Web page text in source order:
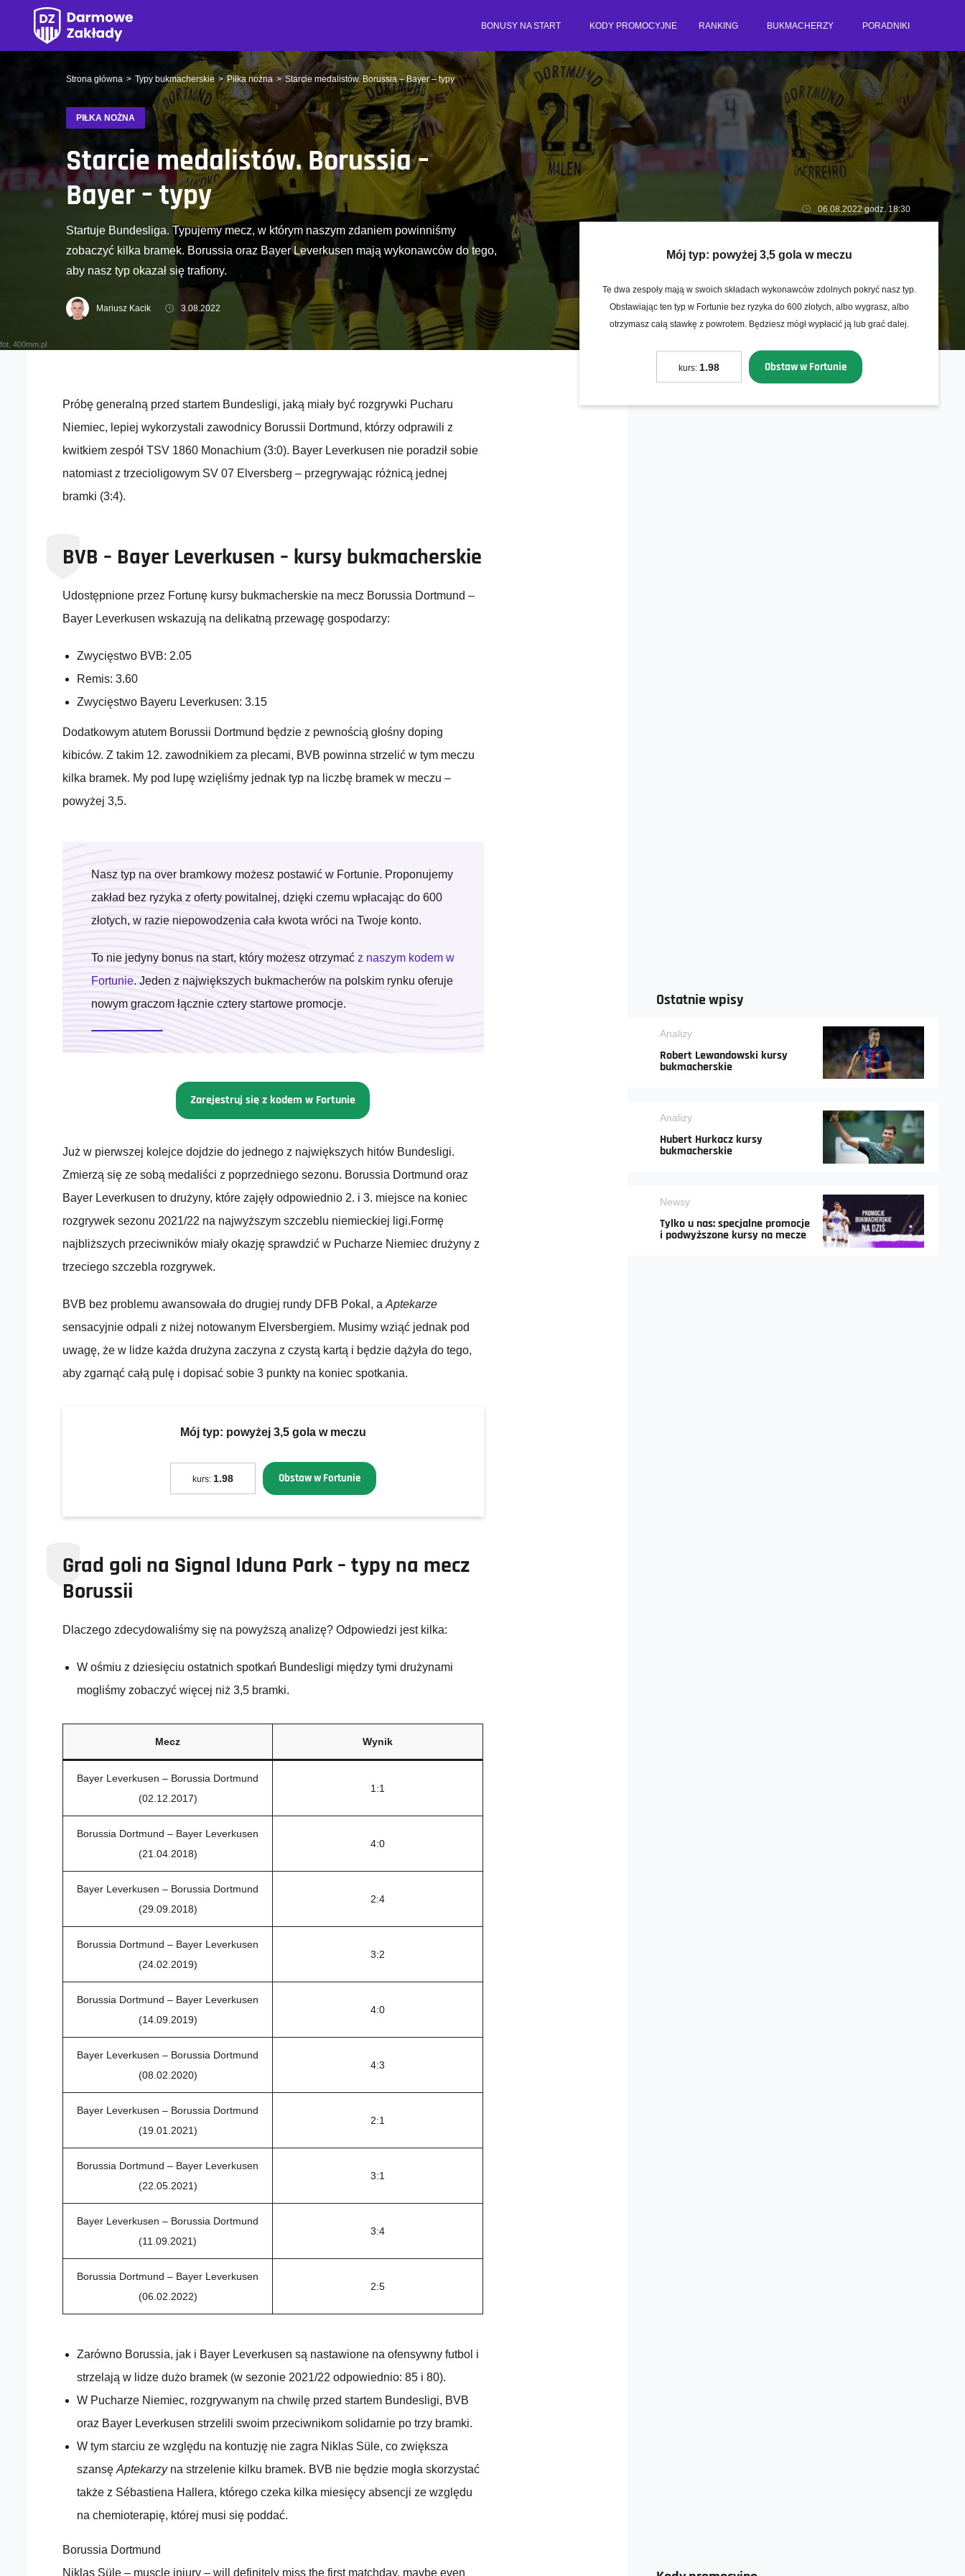
BONUSY NA START KODY PROMOCYJNE RANKING BUKMACHERZY PORADNIKI
fot. 400mm.pl
Strona główna Typy bukmacherskie Piłka nożna Starcie medalistów. Borussia – Bayer – typy
PIŁKA NOŻNA
Starcie medalistów. Borussia –
Bayer – typy
Startuje Bundesliga. Typujemy mecz, w którym naszym zdaniem powinniśmy
zobaczyć kilka bramek. Borussia oraz Bayer Leverkusen mają wykonawców do tego,
aby nasz typ okazał się trafiony.
Mariusz Kacik 3.08.2022
06.08.2022 godz. 18:30
Mój typ: powyżej 3,5 gola w meczu
Te dwa zespoły mają w swoich składach wykonawców zdolnych pokryć nasz typ.
Obstawiając ten typ w Fortunie bez ryzyka do 600 złotych, albo wygrasz, albo
otrzymasz całą stawkę z powrotem. Będziesz mógł wypłacić ją lub grać dalej.
kurs: 1.98 Obstaw w Fortunie
Próbę generalną przed startem Bundesligi, jaką miały być rozgrywki Pucharu
Niemiec, lepiej wykorzystali zawodnicy Borussii Dortmund, którzy odprawili z
kwitkiem zespół TSV 1860 Monachium (3:0). Bayer Leverkusen nie poradził sobie
natomiast z trzecioligowym SV 07 Elversberg – przegrywając różnicą jednej
bramki (3:4).
BVB – Bayer Leverkusen – kursy bukmacherskie
Udostępnione przez Fortunę kursy bukmacherskie na mecz Borussia Dortmund –
Bayer Leverkusen wskazują na delikatną przewagę gospodarzy:
Zwycięstwo BVB: 2.05
Remis: 3.60
Zwycięstwo Bayeru Leverkusen: 3.15
Dodatkowym atutem Borussii Dortmund będzie z pewnością głośny doping
kibiców. Z takim 12. zawodnikiem za plecami, BVB powinna strzelić w tym meczu
kilka bramek. My pod lupę wzięliśmy jednak typ na liczbę bramek w meczu –
powyżej 3,5.
Nasz typ na over bramkowy możesz postawić w Fortunie. Proponujemy
zakład bez ryzyka z oferty powitalnej, dzięki czemu wpłacając do 600
złotych, w razie niepowodzenia cała kwota wróci na Twoje konto.
To nie jedyny bonus na start, który możesz otrzymać z naszym kodem w
Fortunie. Jeden z największych bukmacherów na polskim rynku oferuje
nowym graczom łącznie cztery startowe promocje.
Zarejestruj się z kodem w Fortunie
Już w pierwszej kolejce dojdzie do jednego z największych hitów Bundesligi.
Zmierzą się ze sobą medaliści z poprzedniego sezonu. Borussia Dortmund oraz
Bayer Leverkusen to drużyny, które zajęły odpowiednio 2. i 3. miejsce na koniec
rozgrywek sezonu 2021/22 na najwyższym szczeblu niemieckiej ligi.Formę
najbliższych przeciwników miały okazję sprawdzić w Pucharze Niemiec drużyny z
trzeciego szczebla rozgrywek.
BVB bez problemu awansowała do drugiej rundy DFB Pokal, a Aptekarze
sensacyjnie odpali z niżej notowanym Elversbergiem. Musimy wziąć jednak pod
uwagę, że w lidze każda drużyna zaczyna z czystą kartą i będzie dążyła do tego,
aby zgarnąć całą pulę i dopisać sobie 3 punkty na koniec spotkania.
Mój typ: powyżej 3,5 gola w meczu
kurs: 1.98 Obstaw w Fortunie
Grad goli na Signal Iduna Park – typy na mecz
Borussii
Dlaczego zdecydowaliśmy się na powyższą analizę? Odpowiedzi jest kilka:
W ośmiu z dziesięciu ostatnich spotkań Bundesligi między tymi drużynami
mogliśmy zobaczyć więcej niż 3,5 bramki.
Mecz Wynik
Bayer Leverkusen – Borussia Dortmund
(02.12.2017)
1:1
Borussia Dortmund – Bayer Leverkusen
(21.04.2018)
4:0
Bayer Leverkusen – Borussia Dortmund
(29.09.2018)
2:4
Borussia Dortmund – Bayer Leverkusen
(24.02.2019)
3:2
Borussia Dortmund – Bayer Leverkusen
(14.09.2019)
4:0
Bayer Leverkusen – Borussia Dortmund
(08.02.2020)
4:3
Bayer Leverkusen – Borussia Dortmund
(19.01.2021)
2:1
Borussia Dortmund – Bayer Leverkusen
(22.05.2021)
3:1
Bayer Leverkusen – Borussia Dortmund
(11.09.2021)
3:4
Borussia Dortmund – Bayer Leverkusen
(06.02.2022)
2:5
Zarówno Borussia, jak i Bayer Leverkusen są nastawione na ofensywny futbol i
strzelają w lidze dużo bramek (w sezonie 2021/22 odpowiednio: 85 i 80).
W Pucharze Niemiec, rozgrywanym na chwilę przed startem Bundesligi, BVB
oraz Bayer Leverkusen strzelili swoim przeciwnikom solidarnie po trzy bramki.
W tym starciu ze względu na kontuzję nie zagra Niklas Süle, co zwiększa
szansę Aptekarzyna strzelenie kilku bramek. BVB nie będzie mogła skorzystać
także z Sébastiena Hallera, którego czeka kilka miesięcy absencji ze względu
na chemioterapię, której musi się poddać.
Borussia Dortmund
Niklas Süle – muscle injury – will definitely miss the first matchday, maybe even
Ostatnie wpisy
Analizy
Robert Lewandowski kursy
bukmacherskie
Analizy
Hubert Hurkacz kursy
bukmacherskie
Newsy
Tylko u nas: specjalne promocje
i podwyższone kursy na mecze